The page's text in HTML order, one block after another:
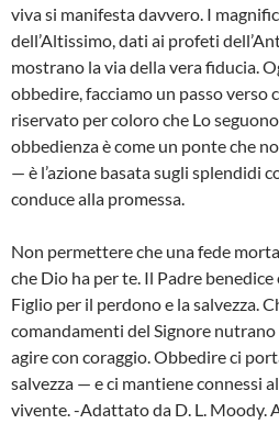
viva si manifesta davvero. I
dell’Altissimo, dati ai profeti
mostrano la via della vera fiducia.
obbedire, facciamo un passo verso
riservato per coloro che Lo
obbedienza è come un ponte che
— è l’azione basata sugli splendidi
conduce alla promessa.
Non permettere che una fede
che Dio ha per te. Il Padre
Figlio per il perdono e la salvezza.
comandamenti del Signore
agire con coraggio. Obbedire ci
salvezza — e ci mantiene connessi
vivente. -Adattato da D. L. Moody.